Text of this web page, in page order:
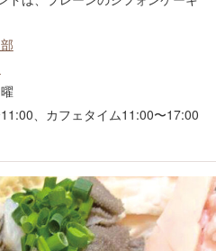
、カフェタイム11:00〜17:00